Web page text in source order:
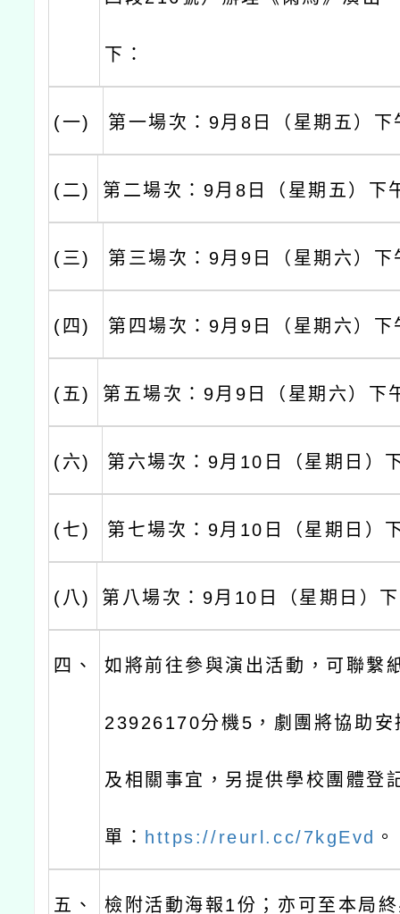
下：
(一) 第一場次：9月8日（星期五）下
(二) 第二場次：9月8日（星期五）下
(三) 第三場次：9月9日（星期六）下
(四) 第四場次：9月9日（星期六）下
(五) 第五場次：9月9日（星期六）下
(六) 第六場次：9月10日（星期日）
(七) 第七場次：9月10日（星期日）
(八) 第八場次：9月10日（星期日）
四、 如將前往參與演出活動，可聯繫
23926170分機5，劇團將協助安
及相關事宜，另提供學校團體登
單： https://reurl.cc/7kgEvd 。
五、 檢附活動海報1份；亦可至本局